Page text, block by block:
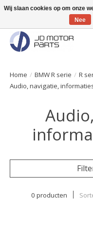
Originele onderdelen direct uit
Home / BMW R serie / R
Audio, navigatie,
0 producten
Wij slaan cookies op om onze
Nee